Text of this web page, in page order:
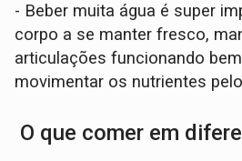
- Beber muita água é super
corpo a se manter fresco,
articulações funcionando
movimentar os nutrientes
O que comer em